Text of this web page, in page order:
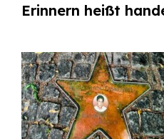
Erinnern heißt